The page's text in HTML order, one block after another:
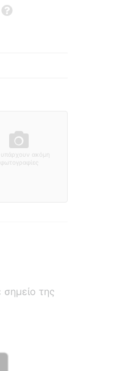
ακόμη
φωτογραφίες
της